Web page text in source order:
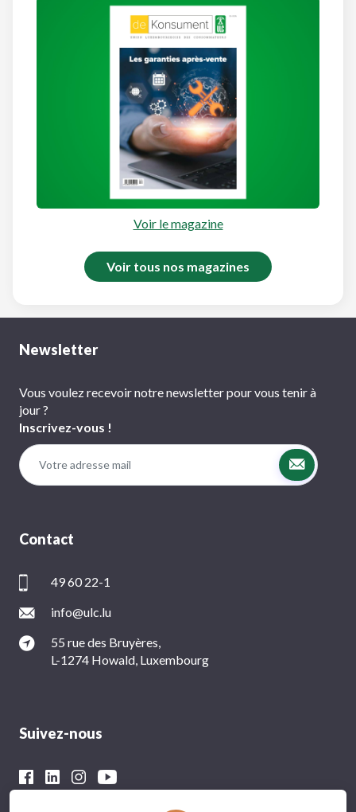
Voir le magazine
Voir tous nos magazines
Newsletter
Vous voulez recevoir notre newsletter pour vous tenir à
jour ?
Inscrivez-vous !
Contact
49 60 22-1
info@ulc.lu
55 rue des Bruyères,
L-1274 Howald, Luxembourg
Suivez-nous